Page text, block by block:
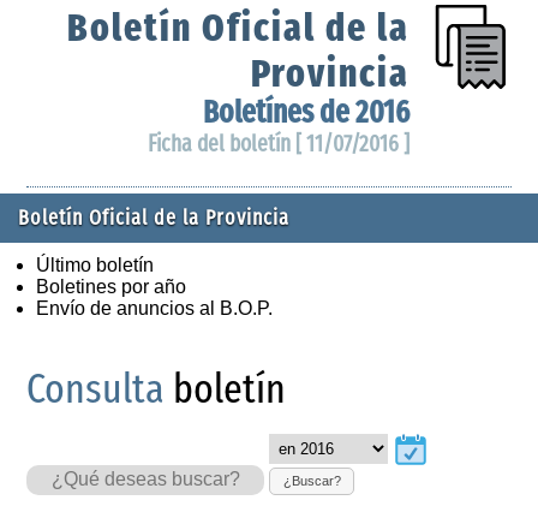
Boletín Oficial de la
Provincia
Boletínes de 2016
Ficha del boletín [ 11/07/2016 ]
Boletín Oficial de la Provincia
Último boletín
Boletines por año
Envío de anuncios al B.O.P.
Consulta boletín
¿Buscar?